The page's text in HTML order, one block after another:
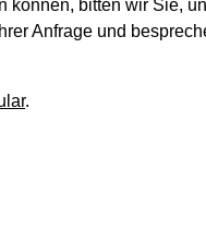
können, bitten wir Sie,
Anfrage und
.